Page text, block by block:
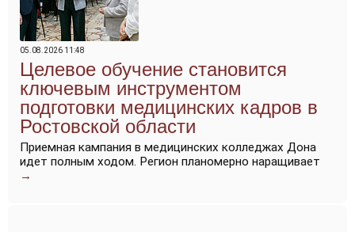
05.08.2026 11:48
Целевое обучение становится
ключевым инструментом
подготовки медицинских кадров в
Ростовской области
Приемная кампания в медицинских колледжах Дона
идет полным ходом. Регион планомерно наращивает
→